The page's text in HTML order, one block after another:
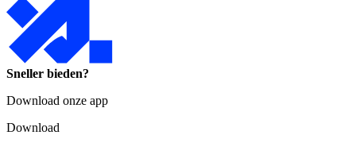
Sneller bieden?
Download onze app
Download